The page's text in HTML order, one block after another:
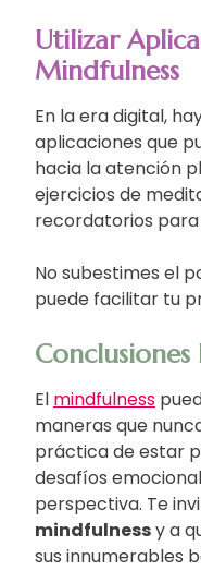
Utilizar
Mindfulness
En la era digital,
aplicaciones que
hacia la atención
ejercicios de
recordatorios
No subestimes el
puede facilitar tu
Conclusiones
El mindfulness
maneras que
práctica de estar
desafíos
perspectiva. Te
mindfulnessy a
sus innumerables